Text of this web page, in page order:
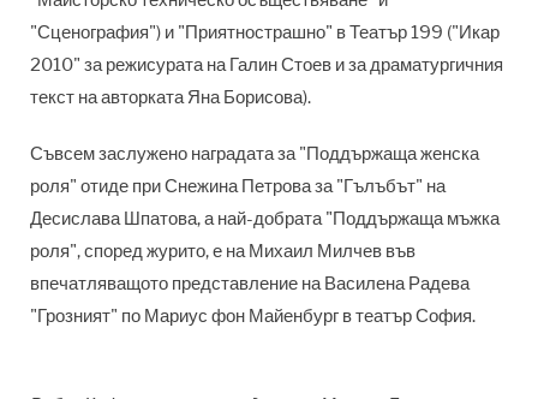
"Сценография") и "Приятнострашно" в Театър 199 ("Икар
2010" за режисурата на Галин Стоев и за драматургичния
текст на авторката Яна Борисова).
Съвсем заслужено наградата за "Поддържаща женска
роля" отиде при Снежина Петрова за "Гълъбът" на
Десислава Шпатова, а най-добрата "Поддържаща мъжка
роля", според журито, е на Михаил Милчев във
впечатляващото представление на Василена Радева
"Грозният" по Мариус фон Майенбург в театър София.